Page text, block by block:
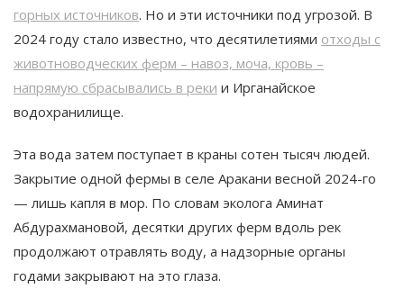
горных источников​. Но и эти источники под угрозой. В
2024 году стало известно, что десятилетиями отходы с
животноводческих ферм – навоз, моча, кровь –
напрямую сбрасывались в реки и Ирганайское
водохранилище.
​Эта вода затем поступает в краны сотен тысяч людей.
Закрытие одной фермы в селе Аракани весной 2024-го
— лишь капля в мор. По словам эколога Аминат
Абдурахмановой, десятки других ферм вдоль рек
продолжают отравлять воду, а надзорные органы
годами закрывают на это глаза.​